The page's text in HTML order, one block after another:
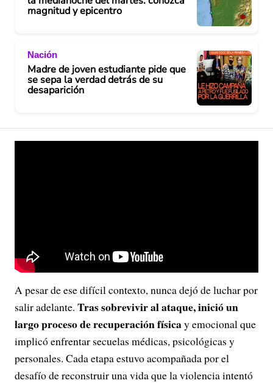
magnitud y epicentro
Nación
Madre de joven estudiante pide que
se sepa la verdad detrás de su
desaparición
A pesar de ese difícil contexto, nunca dejó de luchar por
salir adelante. Tras sobrevivir al ataque, inició un
largo proceso de recuperación físicay emocional que
implicó enfrentar secuelas médicas, psicológicas y
personales. Cada etapa estuvo acompañada por el
desafío de reconstruir una vida que la violencia intentó